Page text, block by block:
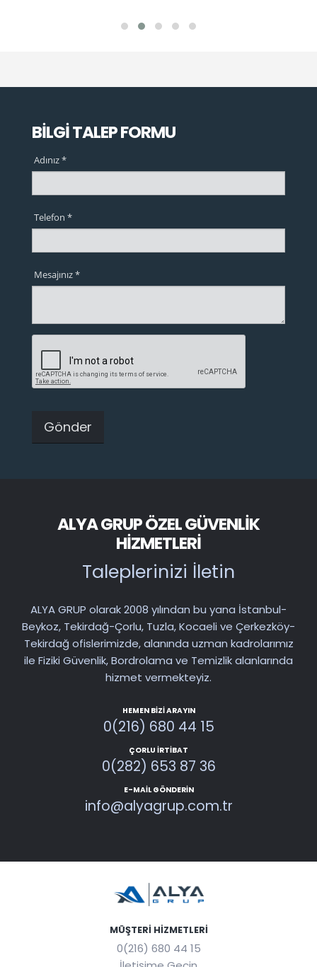
BİLGİ TALEP FORMU
Adınız *
Telefon *
Mesajınız *
ALYA GRUP ÖZEL GÜVENLIK
HIZMETLERI
Taleplerinizi İletin
ALYA GRUP olarak 2008 yılından bu yana İstanbul-
Beykoz, Tekirdağ-Çorlu, Tuzla, Kocaeli ve Çerkezköy-
Tekirdağ ofislerimizde, alanında uzman kadrolarımız
ile Fiziki Güvenlik, Bordrolama ve Temizlik alanlarında
hizmet vermekteyiz.
HEMEN BIZI ARAYIN
0(216) 680 44 15
ÇORLU İRTIBAT
0(282) 653 87 36
E-MAIL GÖNDERIN
info@alyagrup.com.tr
MÜŞTERI HIZMETLERI
0(216) 680 44 15